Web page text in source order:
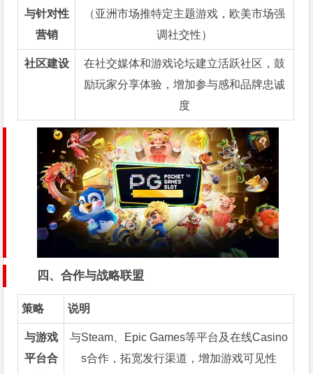
与针对性
营销
（亚洲市场推特定主题游戏，欧美市场强
调社交性）
社区建设
在社交媒体和游戏论坛建立活跃社区，鼓
励玩家分享体验，增加参与感和品牌忠诚
度
四、合作与战略联盟
策略 说明
与游戏
平台合
与Steam、Epic Games等平台及在线Casino
s合作，拓宽发行渠道，增加游戏可见性